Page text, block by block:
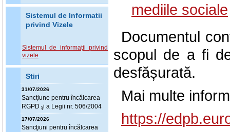
Sistemul de Informatii
privind Vizele
Sistemul de informaţii privind
vizele
Stiri
31/07/2026
Sancţiune pentru încălcarea
RGPD şi a Legii nr. 506/2004
17/07/2026
Sancţiuni pentru încălcarea
mediile sociale
Documentul
scopul de a fi
desfășurată.
Mai multe
https://